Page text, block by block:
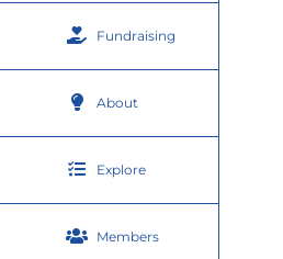
Fundraising
About
Explore
Members